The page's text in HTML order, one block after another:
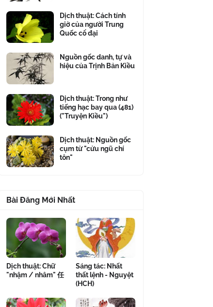
Dịch thuật: Cách tính
giờ của người Trung
Quốc cổ đại
Nguồn gốc danh, tự và
hiệu của Trịnh Bản Kiều
Dịch thuật: Trong như
tiếng hạc bay qua (481)
("Truyện Kiều")
Dịch thuật: Nguồn gốc
cụm từ "cửu ngũ chí
tôn"
Bài Đăng Mới Nhất
Dịch thuật: Chữ
"nhậm / nhâm" 任
Sáng tác: Nhất
thất lệnh - Nguyệt
(HCH)